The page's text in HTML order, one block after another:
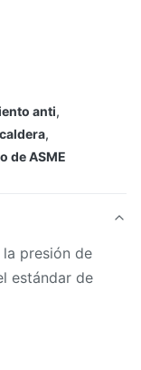
anti,
,
de ASME
presión de
estándar de